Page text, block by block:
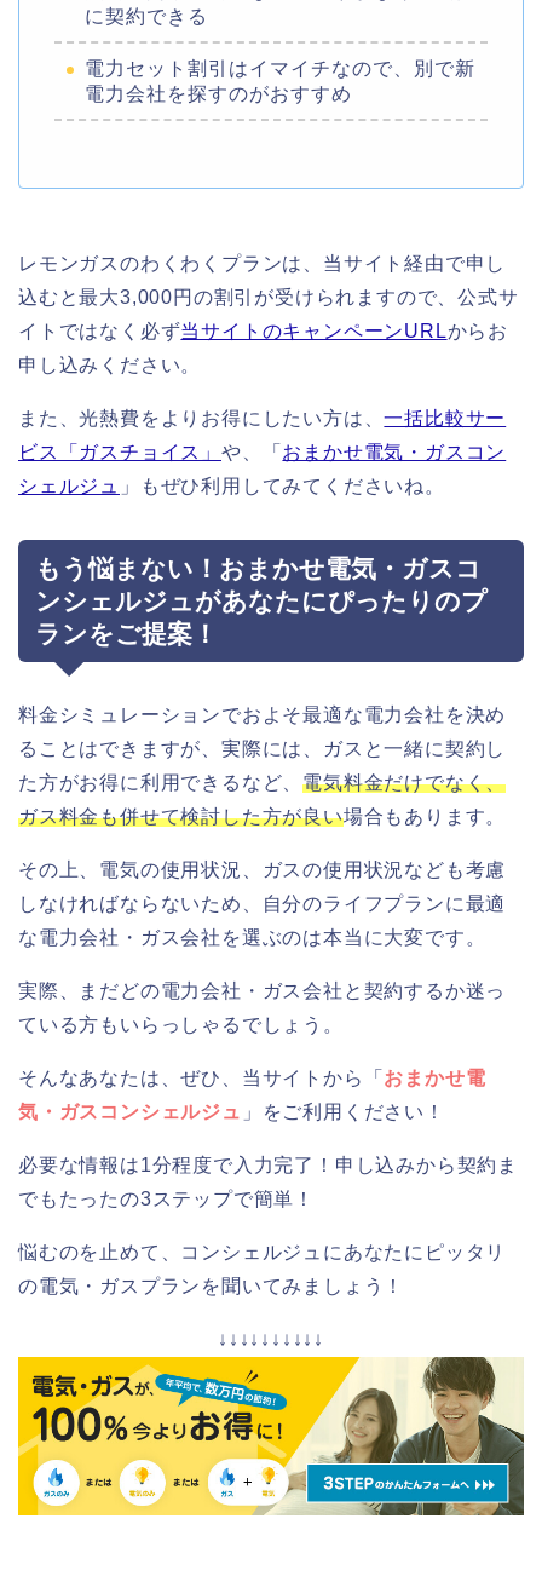
に契約できる
電力セット割引はイマイチなので、別で新
電力会社を探すのがおすすめ
レモンガスのわくわくプランは、当サイト経由で申し
込むと最大3,000円の割引が受けられますので、公式サ
イトではなく必ず当サイトのキャンペーンURLからお
申し込みください。
また、光熱費をよりお得にしたい方は、一括比較サー
ビス「ガスチョイス」や、「 おまかせ電気・ガスコン
シェルジュ
」もぜひ利用してみてくださいね。
もう悩まない！おまかせ電気・ガスコ
ンシェルジュがあなたにぴったりのプ
ランをご提案！
料金シミュレーションでおよそ最適な電力会社を決め
ることはできますが、実際には、ガスと一緒に契約し
た方がお得に利用できるなど、電気料金だけでなく、
ガス料金も併せて検討した方が良い場合もあります。
その上、電気の使用状況、ガスの使用状況なども考慮
しなければならないため、自分のライフプランに最適
な電力会社・ガス会社を選ぶのは本当に大変です。
実際、まだどの電力会社・ガス会社と契約するか迷っ
ている方もいらっしゃるでしょう。
そんなあなたは、ぜひ、当サイトから「 おまかせ電
気・ガスコンシェルジュ 」をご利用ください！
必要な情報は1分程度で入力完了！申し込みから契約ま
でもたったの3ステップで簡単！
悩むのを止めて、コンシェルジュにあなたにピッタリ
の電気・ガスプランを聞いてみましょう！
↓↓↓↓↓↓↓↓↓↓